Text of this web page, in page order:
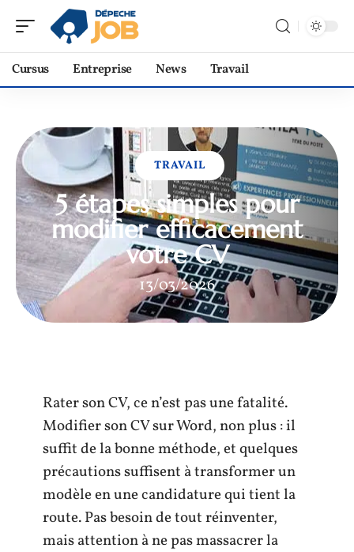
Cursus Entreprise News Travail
TRAVAIL
5 étapes simples pour
modifier efficacement
votre CV
13/03/2026
Rater son CV, ce n’est pas une fatalité.
Modifier son CV sur Word, non plus : il
suffit de la bonne méthode, et quelques
précautions suffisent à transformer un
modèle en une candidature qui tient la
route. Pas besoin de tout réinventer,
mais attention à ne pas massacrer la